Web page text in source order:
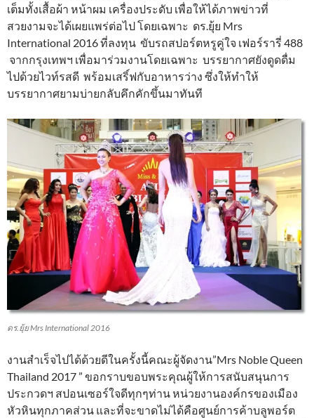
เต็มทั้งเสื้อผ้า หน้าผม เครื่องประดับ เพื่อให้ได้ภาพข่าวที่
สวยงามจะได้เผยแพร่ต่อไป โดยเฉพาะ ดร.ยุ้ย Mrs
International 2016 ที่ลงทุน ขับรถสปอร์ตหรูคู่ใจ เฟอร์รารี่ 488
จากกรุงเทพฯ เพื่อมาร่วมงานโดยเฉพาะ บรรยากาศยังดูดดื่ม
ไปด้วยไวท์รสดี พร้อมเสริ์ฟกับอาหารว่าง ซึ่งให้ทำให้
บรรยากาศยามบ่ายกลับคึกคักขึ้นมาทันที
ดร.ยุ้ย Mrs International 2016
งานสำเร็จไปได้ด้วยดีในครั้งนี้คณะผู้จัดงาน”Mrs Noble Queen
Thailand 2017 ” ขอกราบขอบพระคุณผู้ให้การสนับสนุนการ
ประกวดฯ สปอนเซอร์ใจดีทุกๆท่าน หน่วยงานองค์กรของเมือง
หัวหินทุกภาคส่วน และที่จะขาดไม่ได้คือศูนย์การค้าบลูพอร์ต